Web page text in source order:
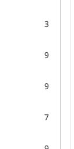
3
9
9
7